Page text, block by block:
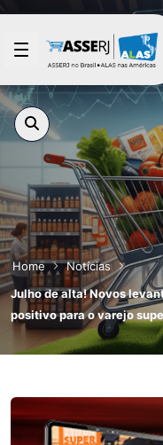
Pular para o
Home
Notícias
Julho de alta! Novos
positivo para o varejo